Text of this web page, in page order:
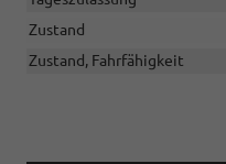
Zustand
Zustand, Fahrfähigkeit